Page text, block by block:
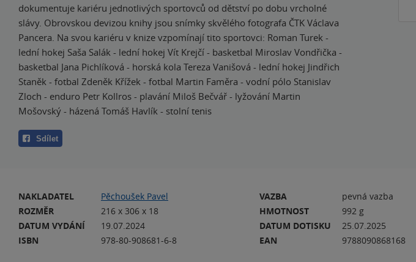
dokumentuje kariéru jednotlivých sportovců od dětství po dobu vrcholné
slávy. Obrovskou devizou knihy jsou snímky skvělého fotografa ČTK Václava
Pancera. Na svou kariéru v knize vzpomínají tito sportovci: Roman Turek -
lední hokej Saša Salák - lední hokej Vít Krejčí - basketbal Miroslav Vondřička -
basketbal Jana Pichlíková - horská kola Tereza Vanišová - lední hokej Jindřich
Staněk - fotbal Zdeněk Křížek - fotbal Martin Faměra - vodní pólo Stanislav
Zloch - enduro Petr Kollros - plavání Miloš Bečvář - lyžování Martin
Mošovský - házená Tomáš Havlík - stolní tenis
Sdílet
NAKLADATEL
Pěchoušek Pavel
ROZMĚR
216 x 306 x 18
DATUM VYDÁNÍ
19.07.2024
ISBN
978-80-908681-6-8
VAZBA
pevná vazba
HMOTNOST
992 g
DATUM DOTISKU
25.07.2025
EAN
9788090868168